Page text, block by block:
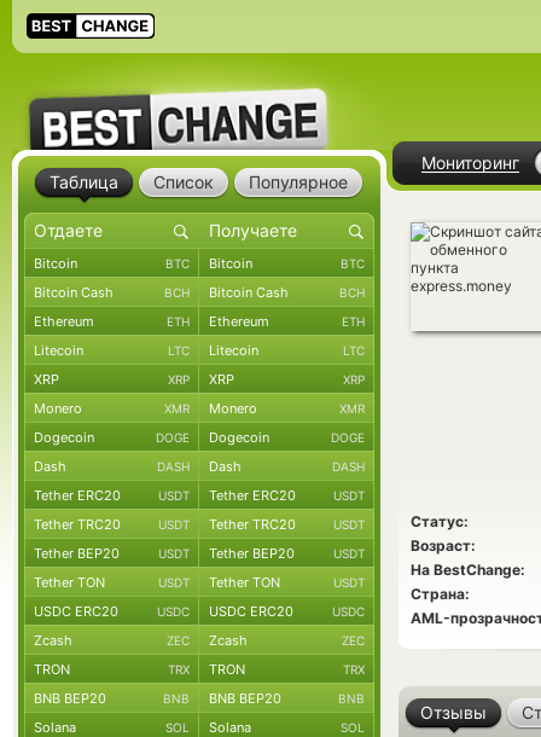
Мониторинг
Статус:
Возраст:
На BestChange:
Страна:
AML-
Отзывы
Таблица Список Популярное
Bitcoin BTC Bitcoin BTC
Bitcoin Cash BCH Bitcoin Cash BCH
Ethereum ETH Ethereum ETH
Litecoin LTC Litecoin LTC
XRP XRP XRP XRP
Monero XMR Monero XMR
Dogecoin DOGE Dogecoin DOGE
Dash DASH Dash DASH
Tether ERC20 USDT Tether ERC20 USDT
Tether TRC20 USDT Tether TRC20 USDT
Tether BEP20 USDT Tether BEP20 USDT
Tether TON USDT Tether TON USDT
USDC ERC20 USDC USDC ERC20 USDC
Zcash ZEC Zcash ZEC
TRON TRX TRON TRX
BNB BEP20 BNB BNB BEP20 BNB
Solana SOL Solana SOL